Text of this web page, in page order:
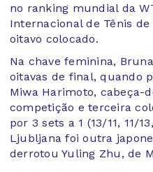
no ranking mundial da
Internacional de Tênis
oitavo colocado.
Na chave feminina,
oitavas de final, quando
Miwa Harimoto, cabeça-
competição e terceira
por 3 sets a 1 (13/11, 11/
Ljubljana foi outra
derrotou Yuling Zhu, de